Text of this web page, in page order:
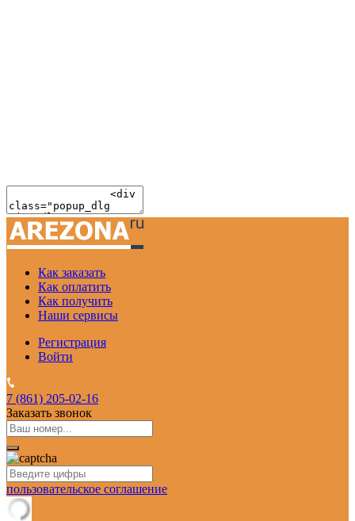
Как заказать
Как оплатить
Как получить
Наши сервисы
Регистрация
Войти
7 (861) 205-02-16
Заказать звонок
пользовательское соглашение